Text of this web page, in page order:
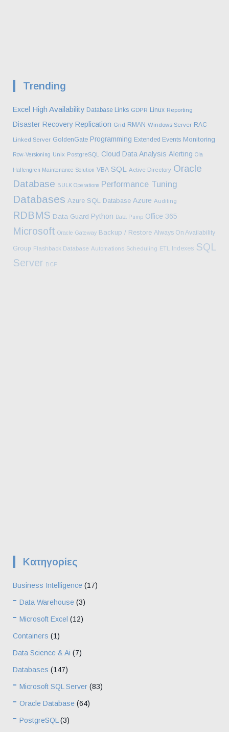
Trending
Excel High Availability Database Links GDPR Linux Reporting
Disaster Recovery Replication Grid RMAN Windows Server RAC
Linked Server GoldenGate Programming Extended Events Monitoring
Row-Versioning Unix PostgreSQL Cloud Data Analysis Alerting Ola
Hallengren Maintenance Solution VBA SQL Active Directory Oracle
Database BULK Operations Performance Tuning
Databases Azure SQL Database Azure Auditing
RDBMS Data Guard Python Data Pump Office 365
Microsoft Oracle Gateway Backup / Restore Always On Availability
Group Flashback Database Automations Scheduling ETL Indexes SQL
Server BCP
Kατηγορίες
Business Intelligence (17)
Data Warehouse (3)
Microsoft Excel (12)
Containers (1)
Data Science & Ai (7)
Databases (147)
Microsoft SQL Server (83)
Oracle Database (64)
PostgreSQL (3)